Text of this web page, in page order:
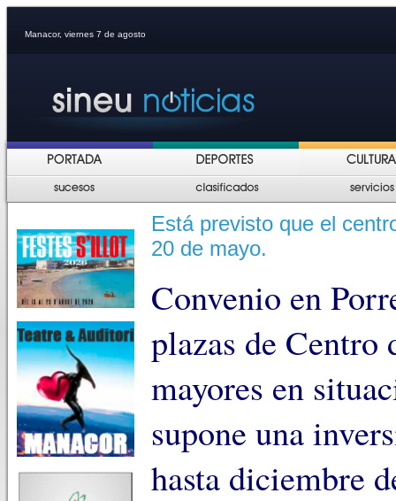
Manacor, viernes 7 de agosto
Está previsto que el
20 de mayo.
Convenio en
plazas de Centro
mayores en
supone una
hasta diciembre